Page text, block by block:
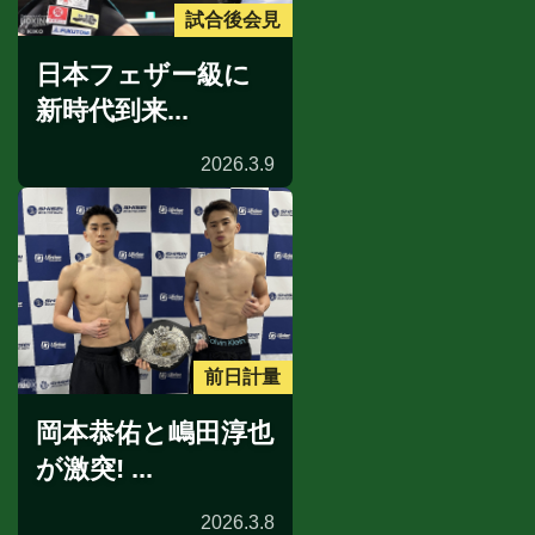
試合後会見
日本フェザー級に
新時代到来...
2026.3.9
前日計量
岡本恭佑と嶋田淳也
が激突! ...
2026.3.8